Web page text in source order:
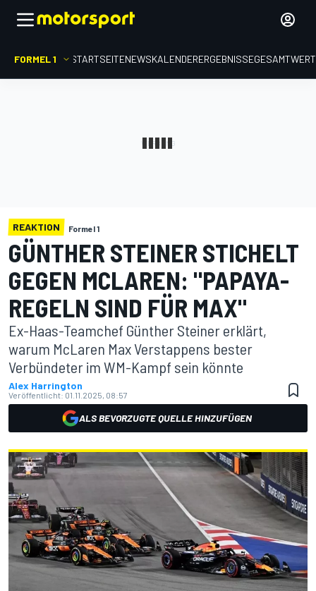
FORMEL 1 STARTSEITENEWSKALENDERERGEBNISSE
REAKTION Formel 1
GÜNTHER STEINER STICHELT
GEGEN MCLAREN: "PAPAYA-
REGELN SIND FÜR MAX"
Ex-Haas-Teamchef Günther Steiner erklärt,
warum McLaren Max Verstappens bester
Verbündeter im WM-Kampf sein könnte
Alex Harrington
Veröffentlicht: 01.11.2025, 08:57
ALS BEVORZUGTE QUELLE HINZUFÜGEN